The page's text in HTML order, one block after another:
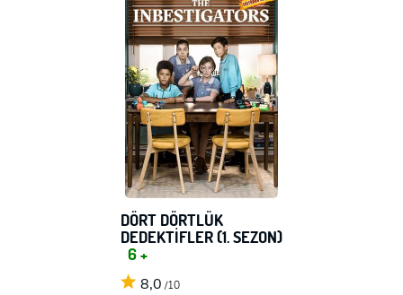
DÖRT DÖRTLÜK
DEDEKTİFLER (1. SEZON)
6 +
8,0 /10